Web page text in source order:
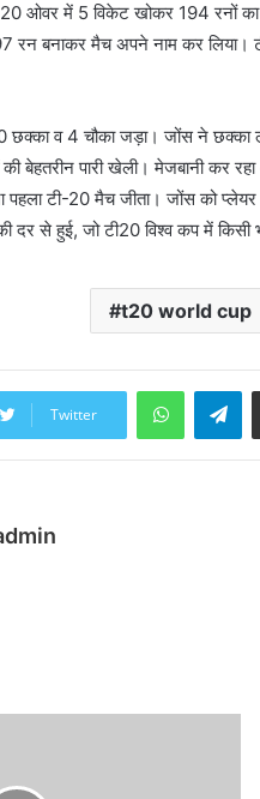
ओवर में 5 विकेट खोकर 194 रनों का
बनाकर मैच अपने नाम कर लिया।
छक्का व 4 चौका जड़ा। जोंस ने छक्का
बेहतरीन पारी खेली। मेजबानी कर
पहला टी-20 मैच जीता। जोंस को
दर से हुई, जो टी20 विश्व कप में किसी
t20 world cup
Twitter
WhatsApp